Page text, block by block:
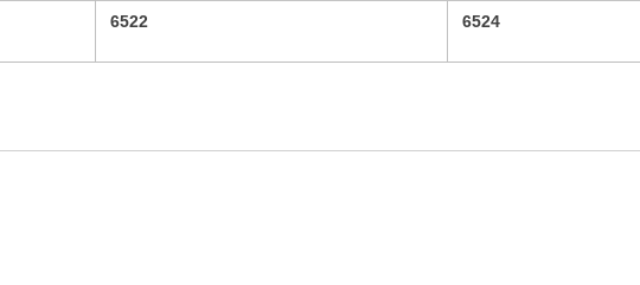
6522 6524